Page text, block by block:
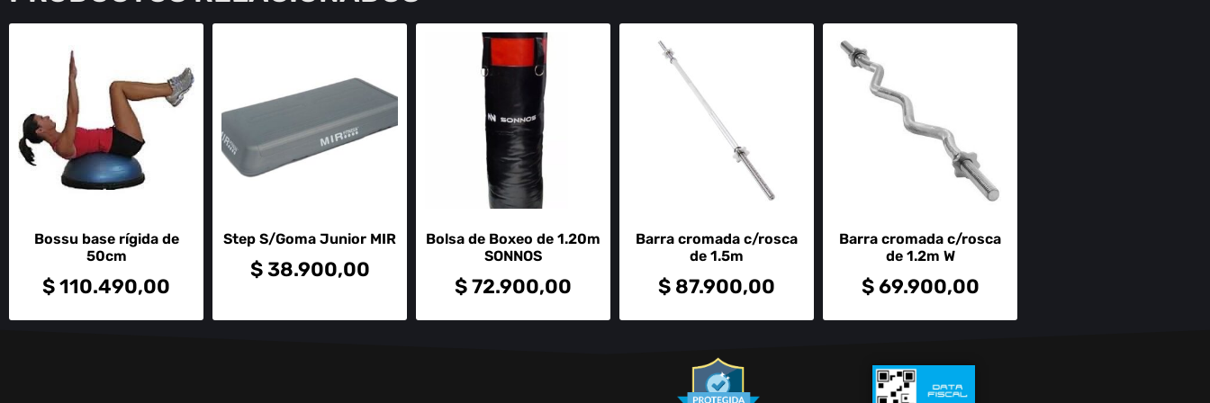
Bossu base rígida de
50cm
$110.490,00
Step S/Goma Junior MIR
$38.900,00
Bolsa de Boxeo de 1.20m
SONNOS
$72.900,00
Barra cromada c/rosca
de 1.5m
$ 87.900,00
Barra cromada c/rosca
de 1.2m W
$69.900,00